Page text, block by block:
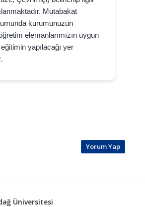
Mutabakat
kurumunuzun
elemanlarımızın uygun
yapılacağı yer
Yorum Yap
Üniversitesi